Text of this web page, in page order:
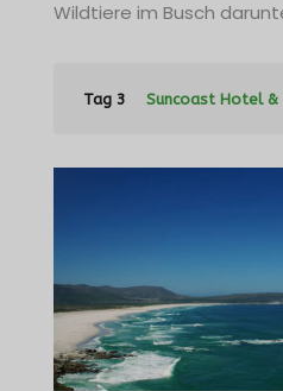
Wildtiere im Busch
Tag 3 Suncoast Hotel &